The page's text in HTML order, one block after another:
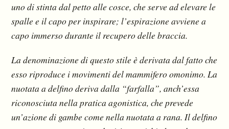
uno di stinta dal petto alle cosce, che serve ad elevare le
spalle e il capo per inspirare; l’espirazione avviene a
capo immerso durante il recupero delle braccia.
La denominazione di questo stile è derivata dal fatto che
esso riproduce i movimenti del mammifero omonimo. La
nuotata a delfino deriva dalla “farfalla”, anch’essa
riconosciuta nella pratica agonistica, che prevede
un’azione di gambe come nella nuotata a rana. Il delfino